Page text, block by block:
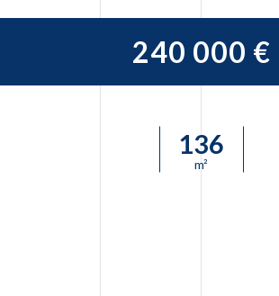
240 000 €
136
m²